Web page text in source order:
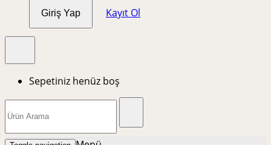
Giriş Yap Kayıt Ol
Sepetiniz henüz boş